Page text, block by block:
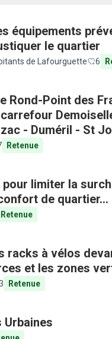
équipements
le quartier
de Lafourguette 6
Rond-Point des
- Duméril - St
Retenue
limiter la
de quartier...
Retenue
racks à vélos
et les zones
Retenue
Urbaines